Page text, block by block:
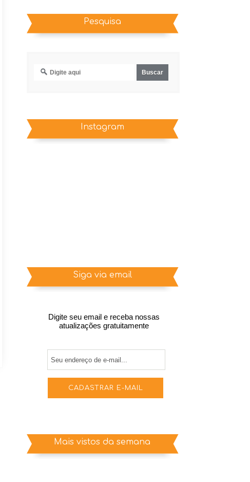
Pesquisa
Instagram
Siga via email
Digite seu email e receba nossas
atualizações gratuitamente
Mais vistos da semana